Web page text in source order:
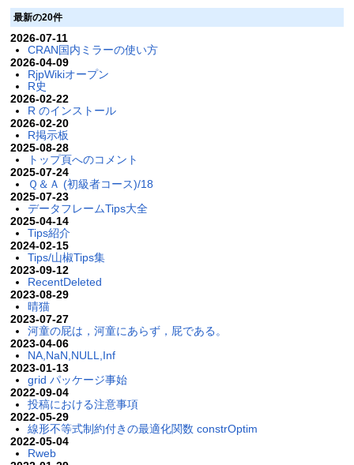
最新の20件
2026-07-11
CRAN国内ミラーの使い方
2026-04-09
RjpWikiオープン
R史
2026-02-22
R のインストール
2026-02-20
R掲示板
2025-08-28
トップ頁へのコメント
2025-07-24
Ｑ＆Ａ (初級者コース)/18
2025-07-23
データフレームTips大全
2025-04-14
Tips紹介
2024-02-15
Tips/山椒Tips集
2023-09-12
RecentDeleted
2023-08-29
晴猫
2023-07-27
河童の屁は，河童にあらず，屁である。
2023-04-06
NA,NaN,NULL,Inf
2023-01-13
grid パッケージ事始
2022-09-04
投稿における注意事項
2022-05-29
線形不等式制約付きの最適化関数 constrOptim
2022-05-04
Rweb